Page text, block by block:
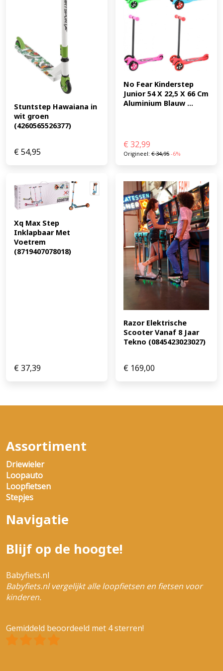
Stuntstep Hawaiana in
wit groen
(4260565526377)
€54,95
No Fear Kinderstep
Junior 54 X 22,5 X 66 Cm
Aluminium Blauw ...
€ 32,99
Origineel: €34,95 -6%
Xq Max Step
Inklapbaar Met
Voetrem
(8719407078018)
€37,39
Razor Elektrische
Scooter Vanaf 8 Jaar
Tekno (0845423023027)
€ 169,00
Assortiment
Driewieler
Loopauto
Loopfietsen
Stepjes
Navigatie
Blijf op de hoogte!
Babyfiets.nl
Babyfiets.nl vergelijkt alle loopfietsen en fietsen voor
kinderen.
Gemiddeld beoordeeld met 4 sterren!